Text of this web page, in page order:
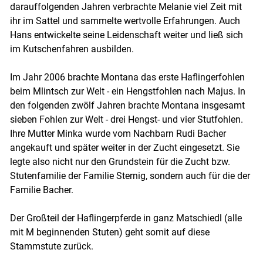
Skip to main content
darauffolgenden Jahren verbrachte Melanie viel Zeit mit
ihr im Sattel und sammelte wertvolle Erfahrungen. Auch
Hans entwickelte seine Leidenschaft weiter und ließ sich
im Kutschenfahren ausbilden.
Im Jahr 2006 brachte Montana das erste Haflingerfohlen
beim Mlintsch zur Welt - ein Hengstfohlen nach Majus. In
den folgenden zwölf Jahren brachte Montana insgesamt
sieben Fohlen zur Welt - drei Hengst- und vier Stutfohlen.
Ihre Mutter Minka wurde vom Nachbarn Rudi Bacher
angekauft und später weiter in der Zucht eingesetzt. Sie
legte also nicht nur den Grundstein für die Zucht bzw.
Stutenfamilie der Familie Sternig, sondern auch für die der
Familie Bacher.
Der Großteil der Haflingerpferde in ganz Matschiedl (alle
mit M beginnenden Stuten) geht somit auf diese
Stammstute zurück.